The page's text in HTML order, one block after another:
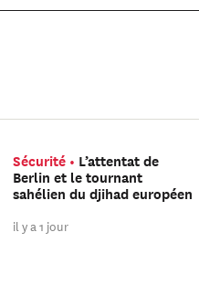
Sécurité
L’attentat de
Berlin et le tournant
sahélien du djihad européen
il y a 1 jour